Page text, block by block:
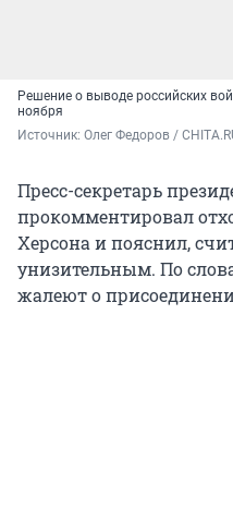
Решение о выводе российских
ноября
Источник: Олег Федоров /
Пресс-секретарь
прокомментировал
Херсона и пояснил,
унизительным. По
жалеют о